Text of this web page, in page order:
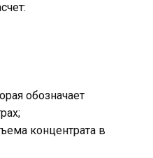
обозначает
концентрата в